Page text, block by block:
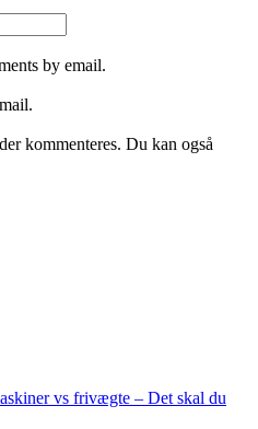
by email.
kommenteres. Du kan også
vs frivægte – Det skal du